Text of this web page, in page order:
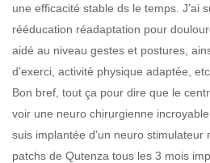
une efficacité stable ds le temps. J’ai
rééducation réadaptation pour
aidé au niveau gestes et postures,
d’exerci, activité physique adaptée, etc
Bon bref, tout ça pour dire que le
voir une neuro chirurgienne
suis implantée d’un neuro stimulateur
patchs de Qutenza tous les 3 mois